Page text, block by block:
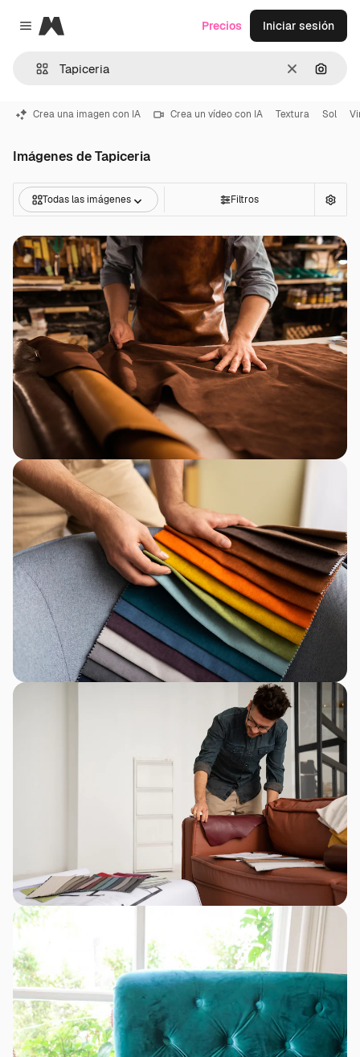
Close menu
Magnific
Borrar
Precios Iniciar sesión
Crea una imagen con IA Crea un vídeo con IA Textura Sol
Imágenes de Tapiceria
Todas las imágenes Filtros